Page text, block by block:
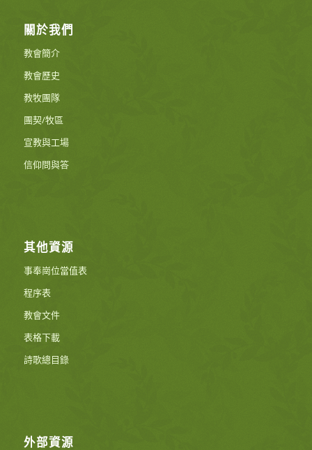
關於我們
教會簡介
教會歷史
教牧團隊
團契/牧區
宣教與工場
信仰問與答
其他資源
事奉崗位當值表
程序表
教會文件
表格下載
詩歌總目錄
外部資源